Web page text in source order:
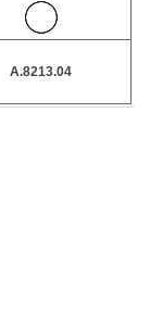
A.8213.04